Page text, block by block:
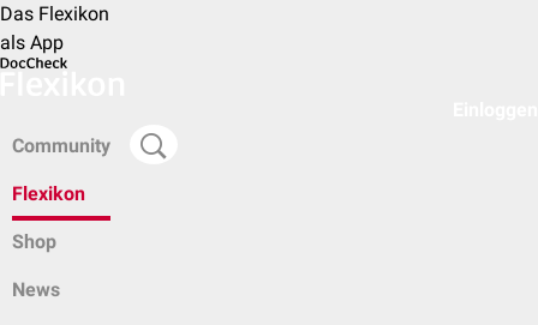
Das Flexikon
als App
Community
Flexikon
Shop
News